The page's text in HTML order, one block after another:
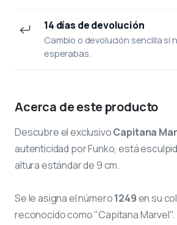
14 días de devolución
Cambio o devolución sencilla si
esperabas.
Acerca de este producto
Descubre el exclusivoCapitana
autenticidad por Funko, está
altura estándar de 9 cm.
Se le asigna el número1249en su
reconocido como "Capitana Marvel".